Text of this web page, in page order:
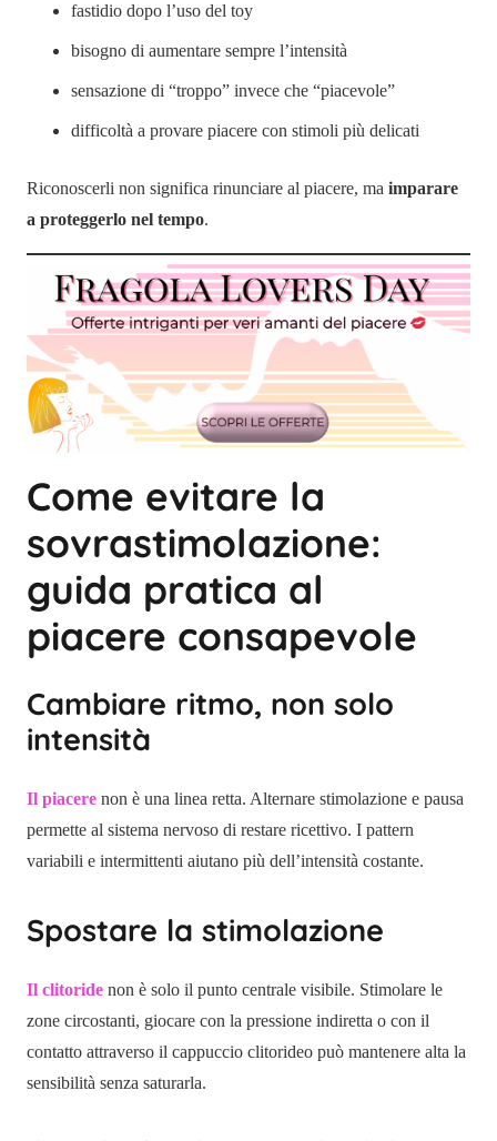
fastidio dopo l’uso del toy
bisogno di aumentare sempre l’intensità
sensazione di “troppo” invece che “piacevole”
difficoltà a provare piacere con stimoli più delicati
Riconoscerli non significa rinunciare al piacere, ma imparare
a proteggerlo nel tempo.
Come evitare la
sovrastimolazione:
guida pratica al
piacere consapevole
Cambiare ritmo, non solo
intensità
Il piacere non è una linea retta. Alternare stimolazione e pausa
permette al sistema nervoso di restare ricettivo. I pattern
variabili e intermittenti aiutano più dell’intensità costante.
Spostare la stimolazione
Il clitoride non è solo il punto centrale visibile. Stimolare le
zone circostanti, giocare con la pressione indiretta o con il
contatto attraverso il cappuccio clitorideo può mantenere alta la
sensibilità senza saturarla.